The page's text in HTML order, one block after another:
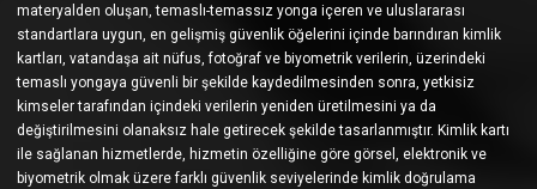
materyalden oluşan, temaslı-temassız yonga içeren ve uluslararası
standartlara uygun, en gelişmiş güvenlik öğelerini içinde barındıran kimlik
kartları, vatandaşa ait nüfus, fotoğraf ve biyometrik verilerin, üzerindeki
temaslı yongaya güvenli bir şekilde kaydedilmesinden sonra, yetkisiz
kimseler tarafından içindeki verilerin yeniden üretilmesini ya da
değiştirilmesini olanaksız hale getirecek şekilde tasarlanmıştır. Kimlik kartı
ile sağlanan hizmetlerde, hizmetin özelliğine göre görsel, elektronik ve
biyometrik olmak üzere farklı güvenlik seviyelerinde kimlik doğrulama